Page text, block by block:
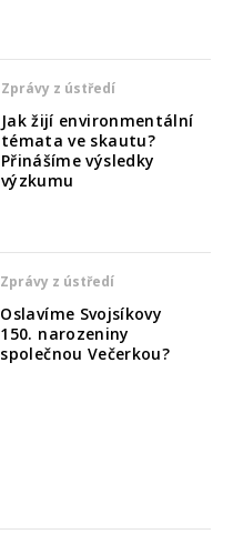
Zprávy z ústředí
Jak žijí environmentální
témata ve skautu?
Přinášíme výsledky
výzkumu
Zprávy z ústředí
Oslavíme Svojsíkovy
150. narozeniny
společnou Večerkou?